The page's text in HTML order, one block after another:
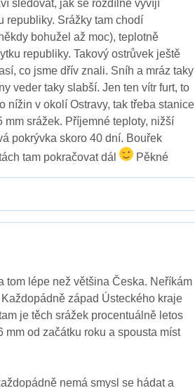
sledovat, jak se rozdílně vyvíjí
republiky. Srážky tam chodí
bohužel až moc), teplotně
republiky. Takový ostrůvek ještě
co jsme dřív znali. Sníh a mráz taky
veder taky slabší. Jen ten vítr furt, to
nížin v okolí Ostravy, tak třeba stanice
srážek. Příjemné teploty, nižší
pokrývka skoro 40 dní. Bouřek
tam pokračovat dál
Pěkné
tom lépe než většina Česka. Neříkám
západ Ústeckého kraje
je těch srážek procentuálně letos
od začátku roku a spousta míst
nemá smysl se hádat a